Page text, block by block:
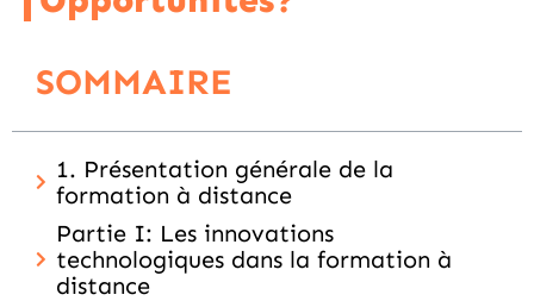
SOMMAIRE
1. Présentation générale de la
formation à distance
Partie I: Les innovations
technologiques dans la formation à
distance